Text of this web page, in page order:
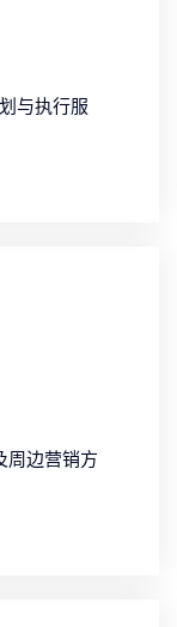
与执行服
周边营销方